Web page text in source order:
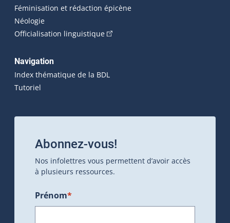
Féminisation et rédaction épicène
Néologie
Officialisation linguistique(Cet hyperlien externe s'ouvrira
Navigation
Index thématique de la BDL
Tutoriel
Abonnez-vous!
Nos infolettres vous permettent d’avoir accès
à plusieurs ressources.
Prénom*